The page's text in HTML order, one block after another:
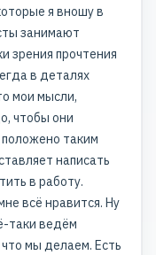
я вношу в
занимают
зрения прочтения
в деталях
мои мысли,
чтобы они
положено таким
написать
в работу.
всё нравится. Ну
таки ведём
мы делаем. Есть